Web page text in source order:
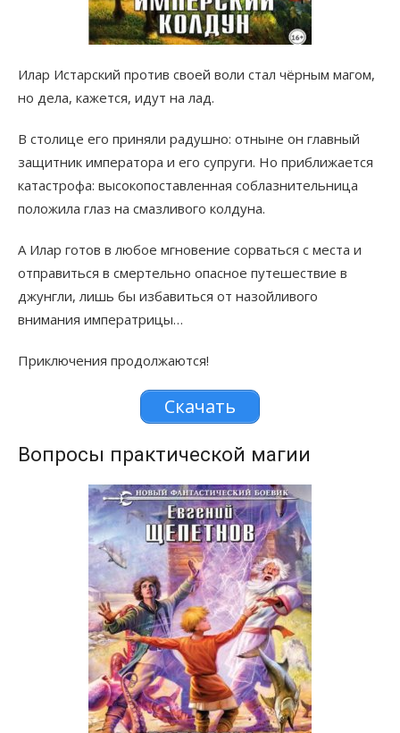
Илар Истарский против своей воли стал чёрным магом,
но дела, кажется, идут на лад.
В столице его приняли радушно: отныне он главный
защитник императора и его супруги. Но приближается
катастрофа: высокопоставленная соблазнительница
положила глаз на смазливого колдуна.
А Илар готов в любое мгновение сорваться с места и
отправиться в смертельно опасное путешествие в
джунгли, лишь бы избавиться от назойливого
внимания императрицы…
Приключения продолжаются!
Скачать
Вопросы практической магии